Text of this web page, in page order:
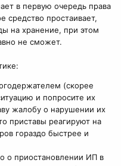
в первую очередь права
средство простаивает,
на хранение, при этом
не сможет.
(скорее
и попросите их
жалобу о нарушении их
приставы реагируют на
гораздо быстрее и
о приостановлении ИП в